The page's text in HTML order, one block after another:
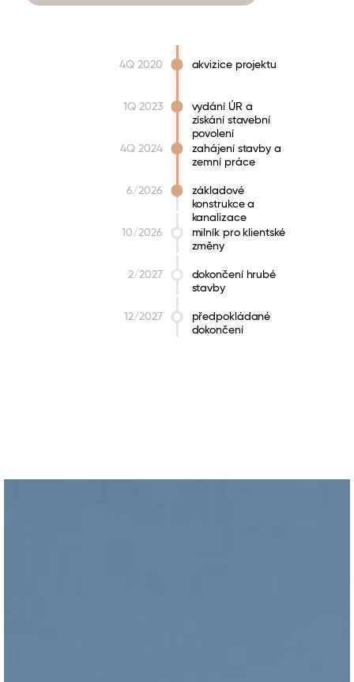
akvizice projektu
4Q 2020
vydání ÚR a
získání stavební
povolení
1Q 2023
zahájení stavby a
zemní práce
4Q 2024
základové
konstrukce a
kanalizace
6/2026
milník pro klientské
změny
10/2026
dokončení hrubé
stavby
2/2027
předpokládané
dokončení
12/2027